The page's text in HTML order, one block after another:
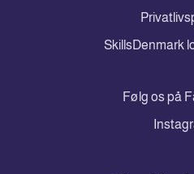
SkillsDenmark
Følg os på